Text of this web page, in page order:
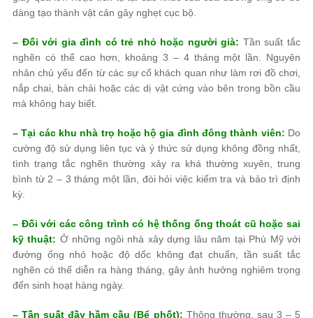
dàng tạo thành vật cản gây nghẹt cục bộ.
– Đối với gia đình có trẻ nhỏ hoặc người già: Tần suất tắc
nghẽn có thể cao hơn, khoảng 3 – 4 tháng một lần. Nguyên
nhân chủ yếu đến từ các sự cố khách quan như làm rơi đồ chơi,
nắp chai, bàn chải hoặc các dị vật cứng vào bên trong bồn cầu
mà không hay biết.
– Tại các khu nhà trọ hoặc hộ gia đình đông thành viên: Do
cường độ sử dụng liên tục và ý thức sử dụng không đồng nhất,
tình trạng tắc nghẽn thường xảy ra khá thường xuyên, trung
bình từ 2 – 3 tháng một lần, đòi hỏi việc kiểm tra và bảo trì định
kỳ.
– Đối với các công trình có hệ thống ống thoát cũ hoặc sai
kỹ thuật: Ở những ngôi nhà xây dựng lâu năm tại Phù Mỹ với
đường ống nhỏ hoặc độ dốc không đạt chuẩn, tần suất tắc
nghẽn có thể diễn ra hàng tháng, gây ảnh hưởng nghiêm trọng
đến sinh hoạt hàng ngày.
– Tần suất đầy hầm cầu (Bể phốt): Thông thường, sau 3 – 5